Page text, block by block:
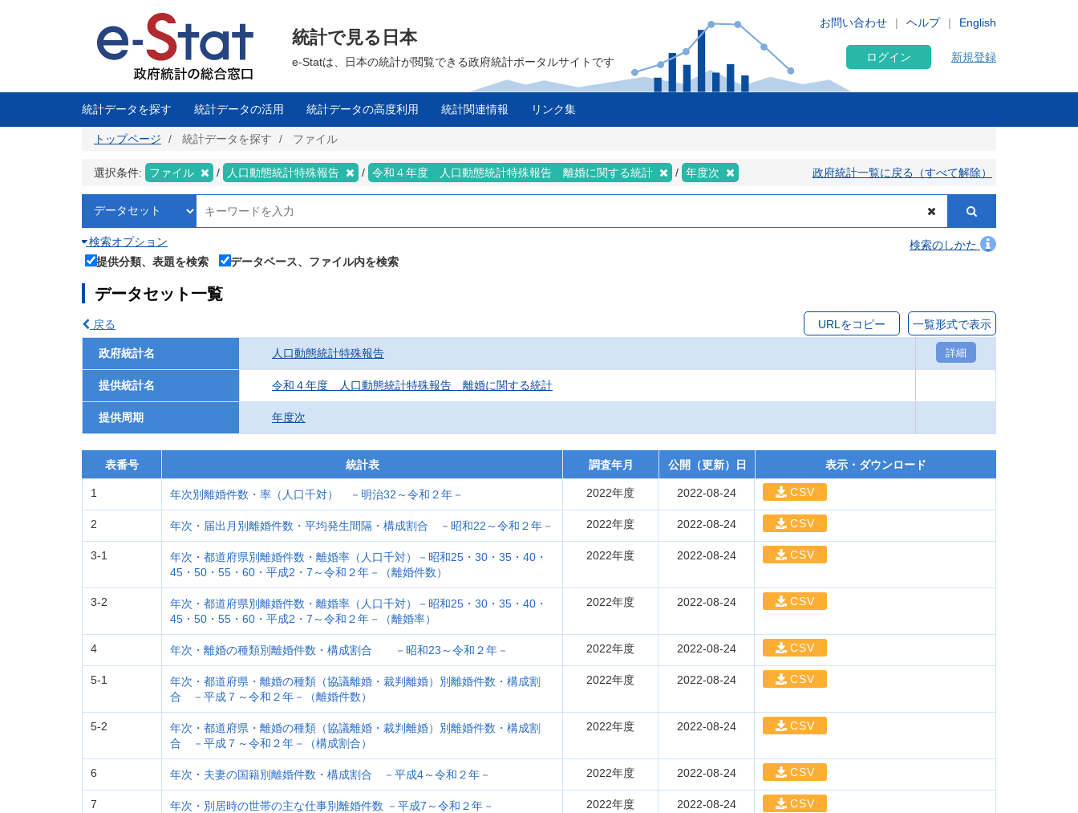
に
English
お問い合わせ ヘルプ
統計で見る日本
e-Statは、日本の統計が閲覧できる政府統計ポータルサイトです ログイン 新規登録
統計データを探す 統計データの活用 統計データの高度利用 統計関連情報 リンク集
トップページ 統計データを探す ファイル
選択条件: ファイル 人口動態統計特殊報告 令和４年度 人口動態統計特殊報告 離婚に関する統計 年度次 政府統計一覧に戻る（すべて解除）
検索オプション
検索のしかた
提供分類、表題を検索
データベース、ファイル内を検索
データセット一覧
戻る URLをコピー 一覧形式で表示
政府統計名 人口動態統計特殊報告 詳細
提供統計名 令和４年度 人口動態統計特殊報告 離婚に関する統計
提供周期 年度次
表番号 統計表 調査年月 公開（更新）日 表示・ダウンロード
1 年次別離婚件数・率（人口千対） －明治32～令和２年－ 2022年度 2022-08-24 CSV
2 年次・届出月別離婚件数・平均発生間隔・構成割合 －昭和22～令和２年－ 2022年度 2022-08-24 CSV
3-1
年次・都道府県別離婚件数・離婚率（人口千対）－昭和25・30・35・40・
45・50・55・60・平成2・7～令和２年－（離婚件数）
2022年度 2022-08-24 CSV
3-2
年次・都道府県別離婚件数・離婚率（人口千対）－昭和25・30・35・40・
45・50・55・60・平成2・7～令和２年－（離婚率）
2022年度 2022-08-24 CSV
4 年次・離婚の種類別離婚件数・構成割合 －昭和23～令和２年－ 2022年度 2022-08-24 CSV
5-1
年次・都道府県・離婚の種類（協議離婚・裁判離婚）別離婚件数・構成割
合 －平成７～令和２年－（離婚件数）
2022年度 2022-08-24 CSV
5-2
年次・都道府県・離婚の種類（協議離婚・裁判離婚）別離婚件数・構成割
合 －平成７～令和２年－（構成割合）
2022年度 2022-08-24 CSV
6 年次・夫妻の国籍別離婚件数・構成割合 －平成4～令和２年－ 2022年度 2022-08-24 CSV
7 年次・別居時の世帯の主な仕事別離婚件数 －平成7～令和２年－ 2022年度 2022-08-24 CSV